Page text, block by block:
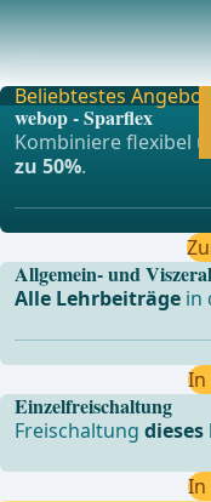
Bemerkung:
Komplikationen: ·
Einzelfreischaltung
Freischaltung
In
Beliebtestes Angebot
webop - Sparflex
Kombiniere flexibel
zu 50%.
Allgemein- und
Alle Lehrbeiträge in
In